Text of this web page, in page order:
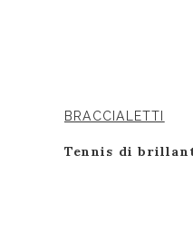
BRACCIALETTI
Tennis di